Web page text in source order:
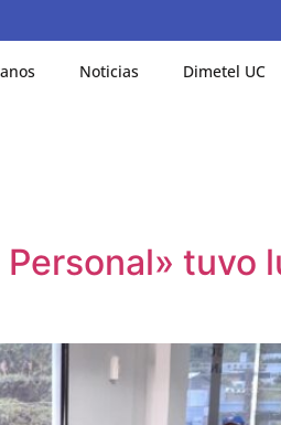
Noticias Dimetel UC
tuvo